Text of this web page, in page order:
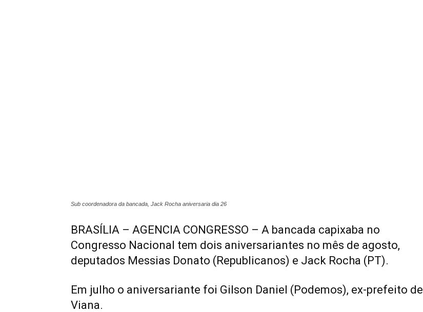
Sub coordenadora da bancada, Jack Rocha aniversaria dia 26
BRASÍLIA – AGENCIA CONGRESSO – A bancada capixaba no
Congresso Nacional tem dois aniversariantes no mês de agosto,
deputados Messias Donato (Republicanos) e Jack Rocha (PT).
Em julho o aniversariante foi Gilson Daniel (Podemos), ex-prefeito de
Viana.